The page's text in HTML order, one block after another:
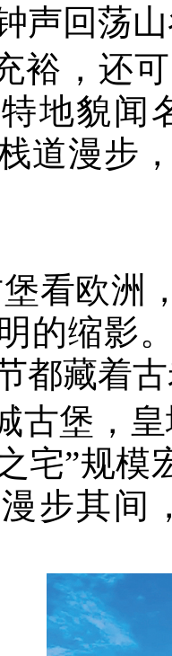
声回荡
裕，还
地貌闻
道漫步
看欧洲
的缩影
都藏着
古堡，
宅”规模
步其间